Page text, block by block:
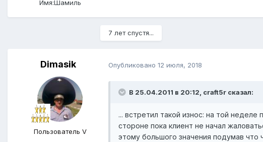
Имя:Шамиль
7 лет спустя...
Dimasik
Пользователь V
Опубликовано 12 июля, 2018
В 25.04.2011 в 20:12, craft5r сказал:
... встретил такой износ: на той
стороне пока клиент не начал
этому большого значения подумав